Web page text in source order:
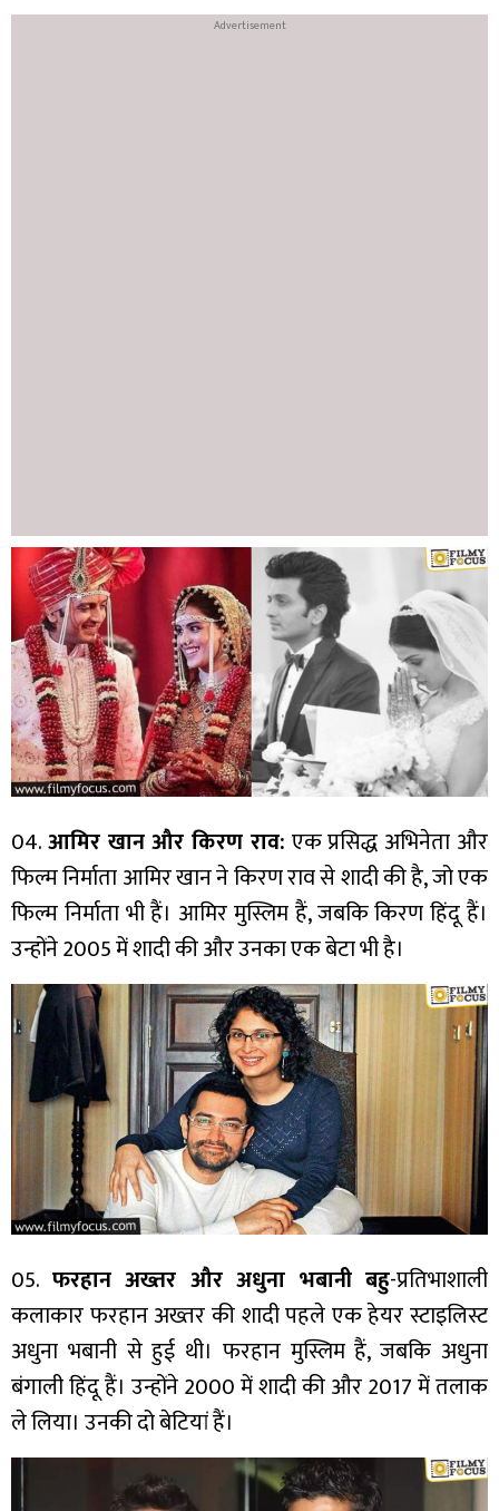
04.आमिर खान और किरण राव: एक प्रसिद्ध अभिनेता और
फिल्म निर्माता आमिर खान ने किरण राव से शादी की है, जो एक
फिल्म निर्माता भी हैं। आमिर मुस्लिम हैं, जबकि किरण हिंदू हैं।
उन्होंने 2005 में शादी की और उनका एक बेटा भी है।
05. फरहान अख्तर और अधुना भबानी बहु-प्रतिभाशाली
कलाकार फरहान अख्तर की शादी पहले एक हेयर स्टाइलिस्ट
अधुना भबानी से हुई थी। फरहान मुस्लिम हैं, जबकि अधुना
बंगाली हिंदू हैं। उन्होंने 2000 में शादी की और 2017 में तलाक
ले लिया। उनकी दो बेटियां हैं।